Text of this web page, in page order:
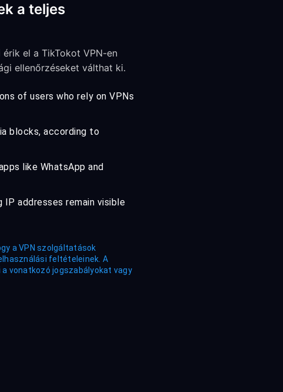
a teljes
el a TikTokot VPN-en
ellenőrzéseket válthat ki.
of users who rely on VPNs
blocks, according to
like WhatsApp and
addresses remain visible
a VPN szolgáltatások
feltételeinek. A
vonatkozó jogszabályokat vagy